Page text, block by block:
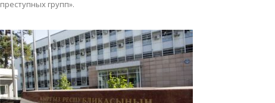
преступных групп».